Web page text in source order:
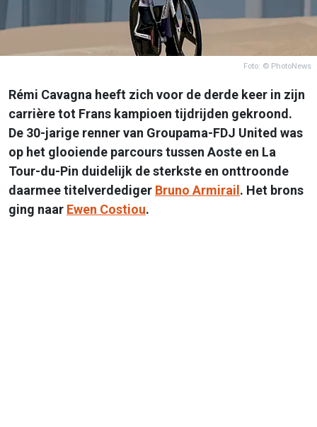
Foto: © PhotoNews
Rémi Cavagna heeft zich voor de derde keer in zijn
carrière tot Frans kampioen tijdrijden gekroond.
De 30-jarige renner van Groupama-FDJ United was
op het glooiende parcours tussen Aoste en La
Tour-du-Pin duidelijk de sterkste en onttroonde
daarmee titelverdediger Bruno Armirail. Het brons
ging naar Ewen Costiou.